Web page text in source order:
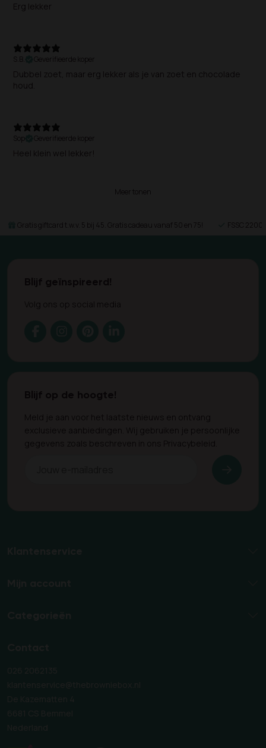
Erg lekker
S.B. Geverifieerde koper
Dubbel zoet, maar erg lekker als je van zoet en chocolade
Sop Geverifieerde koper
Heel klein wel lekker!
Meer tonen
Gratis giftcard t.w.v. 5 bij 45. Gratis cadeau vanaf 50 en 75! FSSC